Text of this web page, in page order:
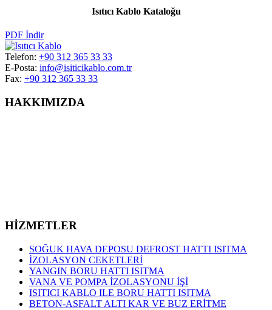
Isıtıcı Kablo Kataloğu
PDF İndir
Telefon: +90 312 365 33 33
E-Posta: info@isiticikablo.com.tr
Fax: +90 312 365 33 33
HAKKIMIZDA
HİZMETLER
SOĞUK HAVA DEPOSU DEFROST HATTI ISITMA
İZOLASYON CEKETLERİ
YANGIN BORU HATTI ISITMA
VANA VE POMPA İZOLASYONU İŞİ
ISITICI KABLO ILE BORU HATTI ISITMA
BETON-ASFALT ALTI KAR VE BUZ ERİTME